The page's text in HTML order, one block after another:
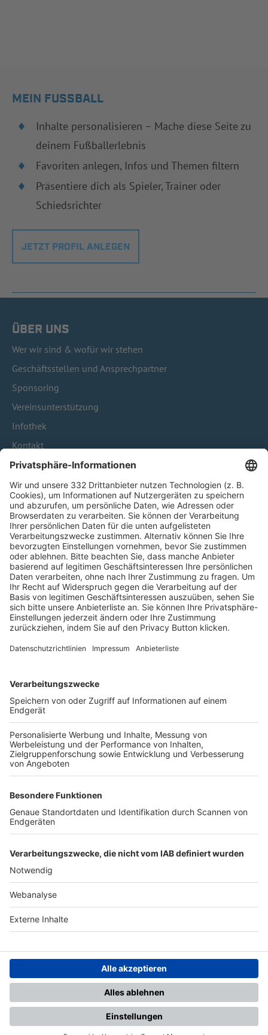
MEIN FUSSBALL
Inhalte personalisieren – Mache diese Seite zu
deinem Fußballerlebnis
Favoriten anlegen, Infos und Themen filtern
Präsentiere dich als Spieler, Trainer oder
Schiedsrichter
JETZT PROFIL ANLEGEN
ÜBER UNS
Wer wir sind & wofür wir stehen
Geschäftsstellen und Ansprechpartner
Sponsoring
Vereinsunterstützung
Infothek
Kontakt
HÄUFIG BESUCHTE SEITEN
Pässe und Vereinswechsel
Trainerausbildung
Schulungsangebot Vereinsmitarbeiter
BFV-Geschäftsstellen
Trainerbörse
Login SpielPlus
FOLGE DEM BFV
TOP-VEREINE
TOP-PARTNER
Nutzungsbedingungen Datenschutz Impressum